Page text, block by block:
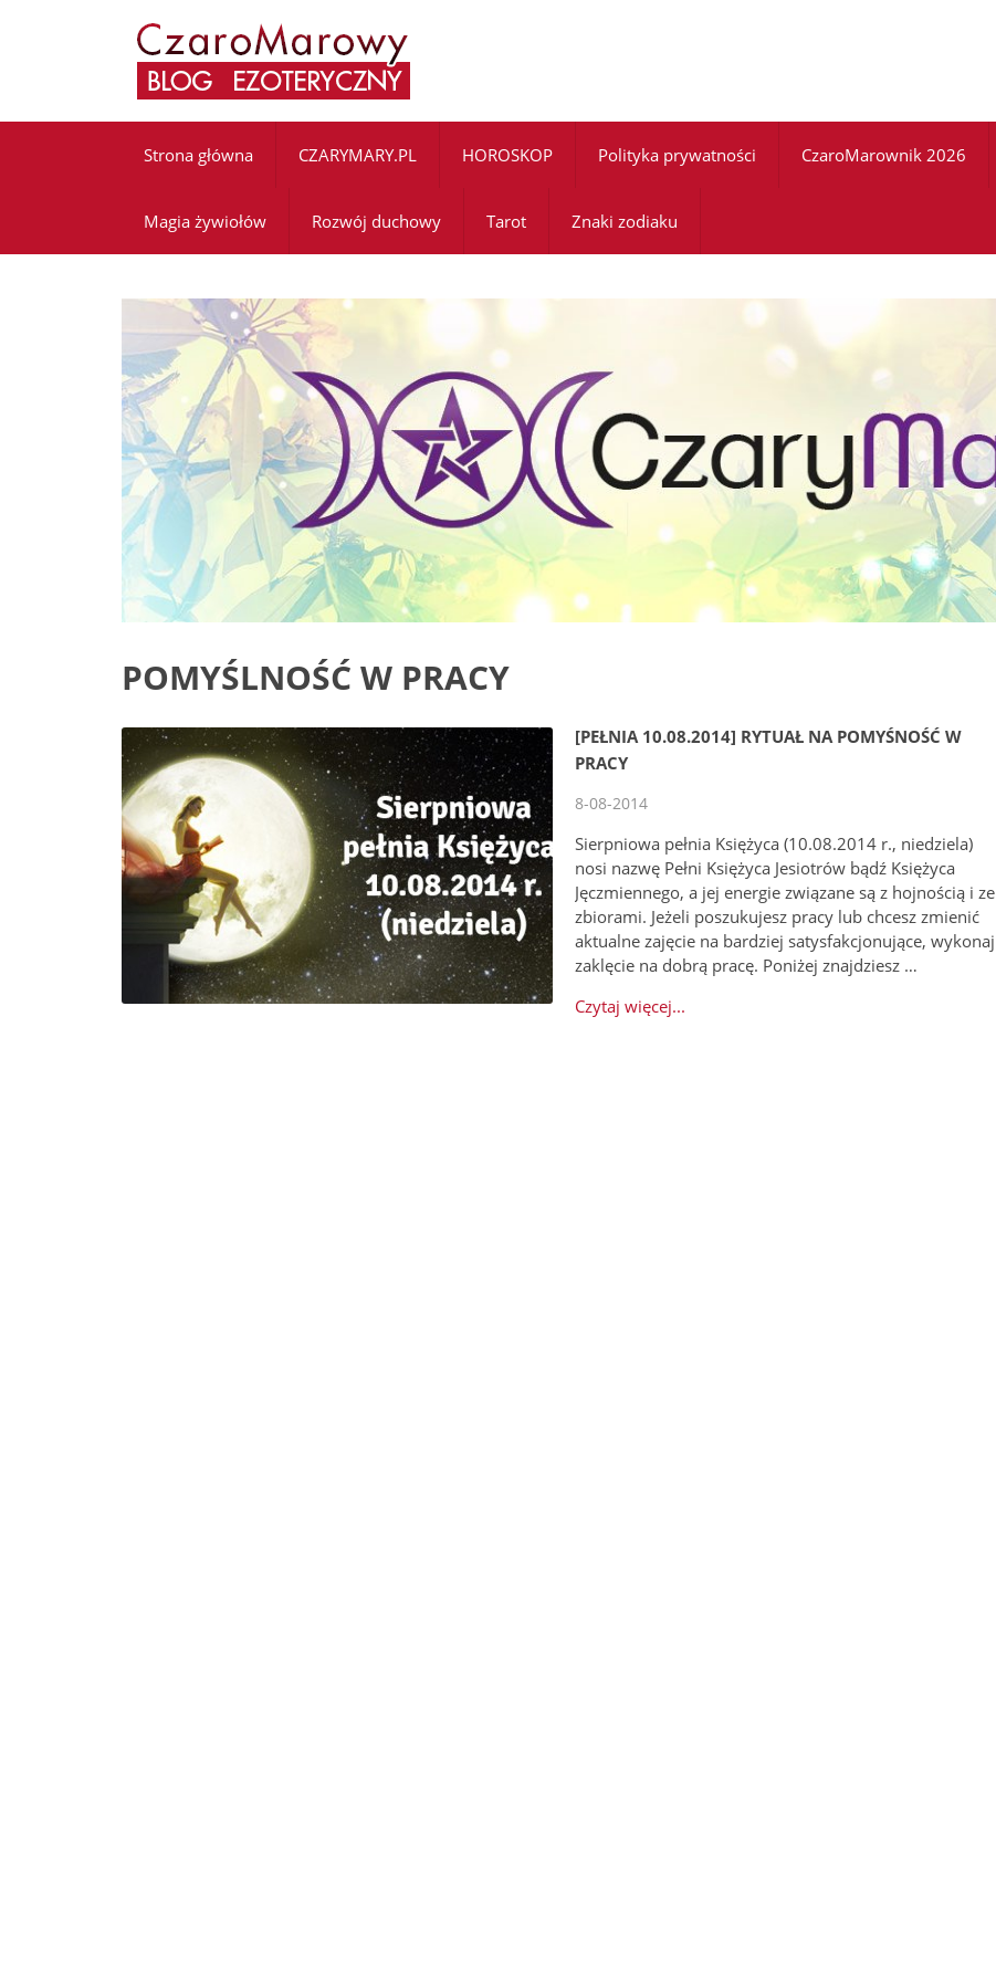
Strona główna CZARYMARY.PL HOROSKOP Polityka prywatności CzaroMarownik 2026
Magia żywiołów Rozwój duchowy Tarot Znaki zodiaku
POMYŚLNOŚĆ W PRACY
[PEŁNIA 10.08.2014] RYTUAŁ NA POMYŚNOŚĆ W
PRACY
8-08-2014
Sierpniowa pełnia Księżyca (10.08.2014 r., niedziela)
nosi nazwę Pełni Księżyca Jesiotrów bądź Księżyca
Jęczmiennego, a jej energie związane są z hojnością i ze
zbiorami. Jeżeli poszukujesz pracy lub chcesz zmienić
aktualne zajęcie na bardziej satysfakcjonujące, wykonaj
zaklęcie na dobrą pracę. Poniżej znajdziesz …
Czytaj więcej...